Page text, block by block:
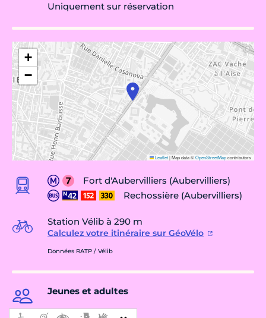
Uniquement sur réservation
+
−
Leaflet|Map data ©OpenStreetMapcontributors
Fort d'Aubervilliers (Aubervilliers)
Rechossière (Aubervilliers)
Station Vélib à 290 m
Calculez votre itinéraire sur GéoVélo
Données RATP / Vélib
Jeunes et adultes